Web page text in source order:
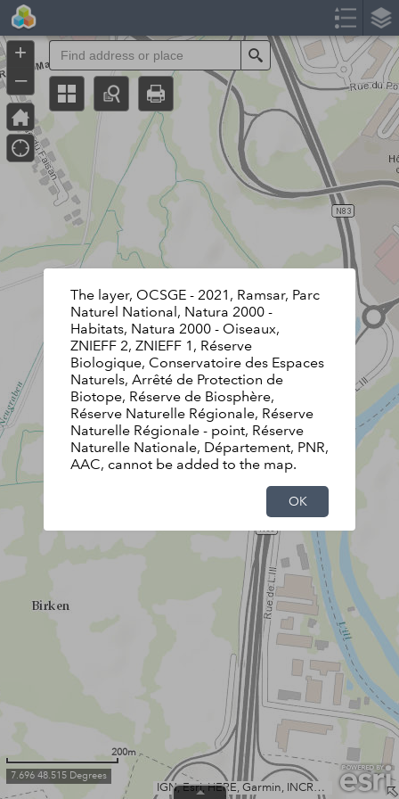
IGN, Esri, HERE, Garmin, INCREMENT P, Intermap, USGS, METI/NASA
200m
Search
7.696 48.515 Degrees
+
–
The layer, OCSGE - 2021, Ramsar, Parc
Naturel National, Natura 2000 -
Habitats, Natura 2000 - Oiseaux,
ZNIEFF 2, ZNIEFF 1, Réserve
Biologique, Conservatoire des Espaces
Naturels, Arrêté de Protection de
Biotope, Réserve de Biosphère,
Réserve Naturelle Régionale, Réserve
Naturelle Régionale - point, Réserve
Naturelle Nationale, Département, PNR,
AAC, cannot be added to the map.
OK